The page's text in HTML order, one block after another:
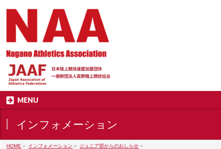
MENU
インフォメーション
HOME » インフォメーション » ジュニア部からのおしらせ »